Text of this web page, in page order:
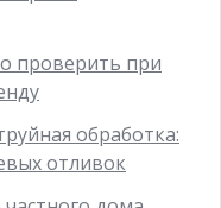
проверить при
обработка:
отливок